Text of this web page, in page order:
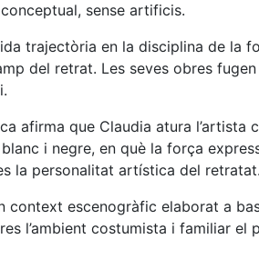
sense artificis.
trajectòria en la disciplina de la
del retrat. Les seves obres
afirma que Claudia atura l’artista
i negre, en què la força
la personalitat artística del retratat.
context escenogràfic elaborat a
l’ambient costumista i familiar